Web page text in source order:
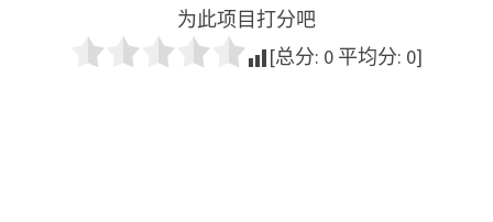
为此项目打分吧
[总分: 0 平均分: 0]